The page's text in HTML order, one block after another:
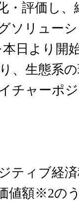
・評価し
ソリュー
日より開
、生態系
チャーポ
ティブ経
値額※2の